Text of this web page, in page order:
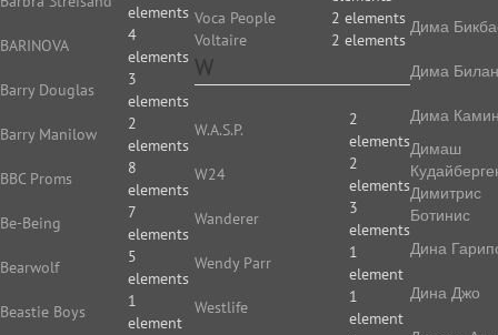
elements
BARINOVA
4
elements
Barry Douglas
3
elements
Barry Manilow
2
elements
BBC Proms
8
elements
Be-Being
7
elements
Bearwolf
5
elements
Beastie Boys
1
element
Voca People
2 elements
Voltaire
2 elements
W
W.A.S.P.
2
elements
W24
2
elements
Wanderer
3
elements
Wendy Parr
1
element
Westlife
1
element
Дима
Дима Билан
Дима
Димаш
Димитрис
Ботинис
Дина
Дина Джо